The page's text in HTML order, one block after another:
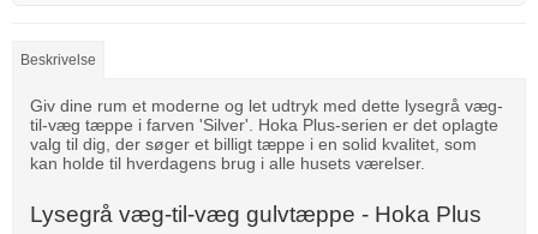
Beskrivelse
Giv dine rum et moderne og let udtryk med dette lysegrå væg-
til-væg tæppe i farven 'Silver'. Hoka Plus-serien er det oplagte
valg til dig, der søger et billigt tæppe i en solid kvalitet, som
kan holde til hverdagens brug i alle husets værelser.
Lysegrå væg-til-væg gulvtæppe - Hoka Plus